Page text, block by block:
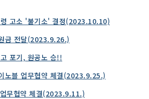
고소 '불기소' 결정(2023.10.10)
금 전달(2023.9.26.)
포기, 원공노 승!!
노블 업무협약 체결(2023.9.25.)
무협약 체결(2023.9.11.)